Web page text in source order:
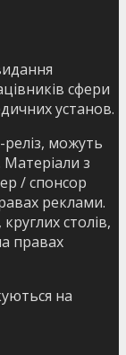
сфери
установ.
можуть
Матеріали з
/ спонсор
реклами.
столів,
правах
на